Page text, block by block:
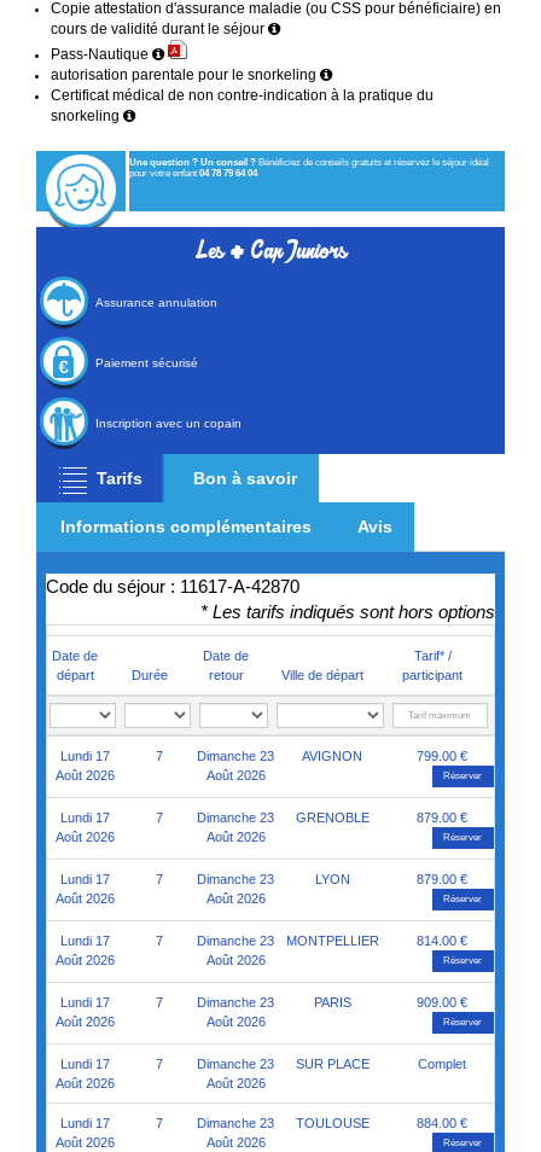
Copie attestation d'assurance maladie (ou CSS pour bénéficiaire) en
cours de validité durant le séjour
Pass-Nautique
autorisation parentale pour le snorkeling
Certificat médical de non contre-indication à la pratique du
snorkeling
Une question ? Un conseil ? Bénéficiez de conseils gratuits et réservez le séjour idéal
pour votre enfant 04 78 79 64 04
Les+Cap Juniors
Assurance annulation
Paiement sécurisé
Inscription avec un copain
Tarifs Bon à savoir
Informations complémentaires Avis
Code du séjour : 11617-A-42870
* Les tarifs indiqués sont hors options
Date de
départ
Durée
Date de
retour
Ville de départ
Tarif* /
participant
Lundi 17
Août 2026
7
Dimanche 23
Août 2026
AVIGNON 799.00 €
Réserver
Lundi 17
Août 2026
7
Dimanche 23
Août 2026
GRENOBLE 879.00 €
Réserver
Lundi 17
Août 2026
7
Dimanche 23
Août 2026
LYON 879.00 €
Réserver
Lundi 17
Août 2026
7
Dimanche 23
Août 2026
MONTPELLIER 814.00 €
Réserver
Lundi 17
Août 2026
7
Dimanche 23
Août 2026
PARIS 909.00 €
Réserver
Lundi 17
Août 2026
7
Dimanche 23
Août 2026
SUR PLACE Complet
Lundi 17
Août 2026
7
Dimanche 23
Août 2026
TOULOUSE 884.00 €
Réserver